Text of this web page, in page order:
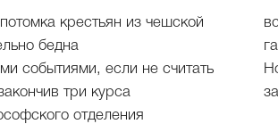
крестьян из чешской
бедна
событиями, если не считать
три курса
отделения